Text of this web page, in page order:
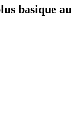
basique au